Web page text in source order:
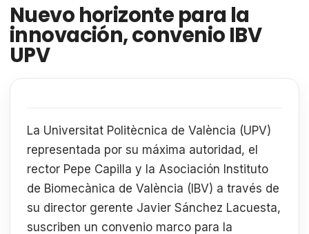
Nuevo horizonte para la
innovación, convenio IBV
UPV
La Universitat Politècnica de València (UPV)
representada por su máxima autoridad, el
rector Pepe Capilla y la Asociación Instituto
de Biomecànica de València (IBV) a través de
su director gerente Javier Sánchez Lacuesta,
suscriben un convenio marco para la